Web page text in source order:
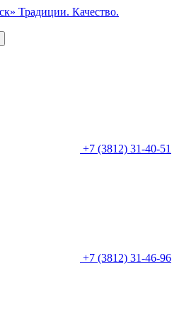
Традиции. Качество.
+7 (3812) 31-40-51
+7 (3812) 31-46-96